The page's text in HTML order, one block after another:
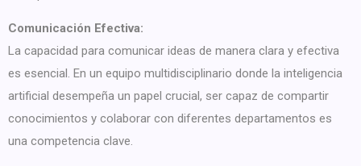
Comunicación Efectiva:
La capacidad para comunicar ideas de manera clara y efectiva
es esencial. En un equipo multidisciplinario donde la inteligencia
artificial desempeña un papel crucial, ser capaz de compartir
conocimientos y colaborar con diferentes departamentos es
una competencia clave.